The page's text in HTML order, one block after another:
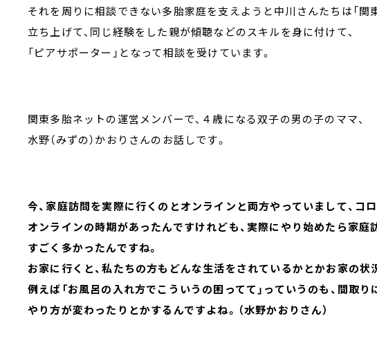
それを周りに相談できない多胎家庭を支えようと中川さんたちは「関
立ち上げて、同じ経験をした親が傾聴などのスキルを身に付けて、
「ピアサポーター」となって相談を受けています。
関東多胎ネットの運営メンバーで、４歳になる双子の男の子のママ、
水野（みずの）かおりさんのお話しです。
今、家庭訪問を実際に行くのとオンラインと両方やっていまして、コ
オンラインの時期があったんですけれども、実際にやり始めたら家庭
すごく多かったんですね。
お家に行くと、私たちの方もどんな生活をされているかとかお家の状
例えば「お風呂の入れ方でこういうの困ってて」っていうのも、間取り
やり方が変わったりとかするんですよね。（水野かおりさん）